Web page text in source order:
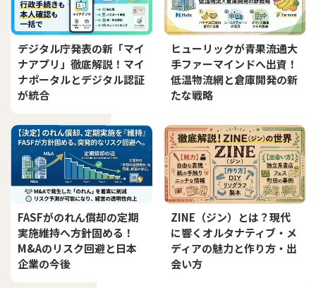
デジタル庁発表の新「マイ
ナアプリ」徹底解説！マイ
ナポータルとデジタル認証
が統合
ヒューリックが青果流通大
手ファーマインドへ出資！
低温物流網と倉庫開発の新
たな戦略
FASFがのれん償却の定期
実施維持へ方針固める！
M&Aのリスク回避と日本
企業の今後
ZINE（ジン）とは？現代
に響くオルタナティブ・メ
ディアの魅力と作り方・出
会い方